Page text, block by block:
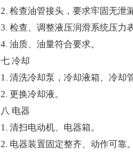
2. 检查油管接头，要求牢固无泄漏
3. 检查、调整液压润滑系统压力
4. 油质、油量符合要求。
七 冷却
1. 清洗冷却泵，冷却液箱、冷却
2. 更换冷却液。
八 电器
1. 清扫电动机、电器箱。
2. 电器装置固定整齐、动作可靠